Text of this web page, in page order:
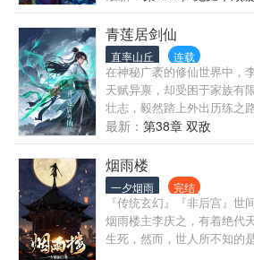
结与无奈。 各体系境界划
丹、元婴、化神、炼虚、合
仙帝 魂修：魂徒、魂士、魂
魂帝、魂圣、魂仙、魂天、
凝罡、金身、神通、破虚、
武、武帝 鬼修：游魂、怨灵
王、鬼皇、鬼尊、鬼仙、冥
基、魔丹、魔婴、化魔、真
圣魔、魔帝 妖修：精怪、小
妖王、妖皇、妖尊、天妖、妖
青莲居剑仙
直率山丘 连载
在神秘广袤的修仙世界中，
天赋异禀，却受困于家族有
壮志，毅然踏上外出历练之
门。从此，他的命运之轮开
挑战与机遇的世界里，王青
锋芒，到修为突飞猛进，他
也结下无数仇敌。面对宗门
的重重困境，以及外界强大
缩。 在不断的探索中，王青
带领家族和宗门崛起。他在
中，声名远扬。当他站在修
最新： 第38章 双敌
烟雨楼
一夕烟雨 完结
『传统玄幻』『非后宫』世
烟雨楼主李庆之，有着绝代
生死，然而，世人所不知的